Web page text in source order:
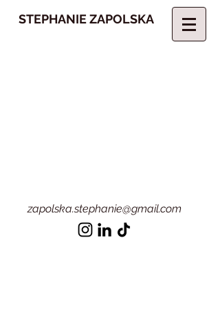
STEPHANIE ZAPOLSKA
zapolska.stephanie@gmail.com